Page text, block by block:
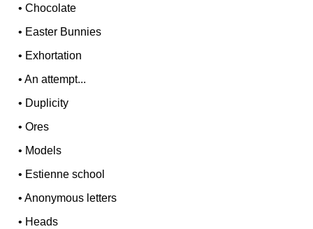
•Chocolate
• Easter Bunnies
• Exhortation
•An attempt...
• Duplicity
•Ores
• Models
• Estienne school
•Anonymous letters
• Heads